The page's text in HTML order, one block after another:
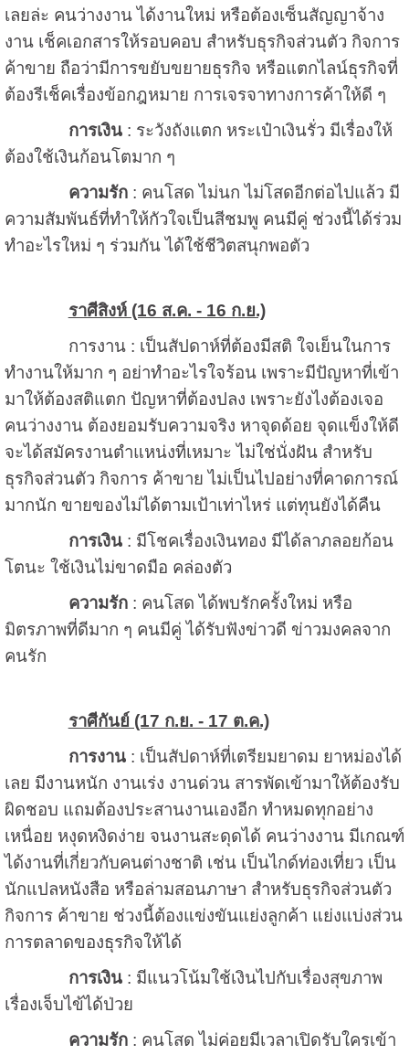
เลยล่ะ คนว่างงาน ได้งานใหม่ หรือต้องเซ็นสัญญาจ้าง
งาน เช็คเอกสารให้รอบคอบ สำหรับธุรกิจส่วนตัว กิจการ
ค้าขาย ถือว่ามีการขยับขยายธุรกิจ หรือแตกไลน์ธุรกิจที่
ต้องรีเช็คเรื่องข้อกฎหมาย การเจรจาทางการค้าให้ดี ๆ
การเงิน: ระวังถังแตก หระเป๋าเงินรั่ว มีเรื่องให้
ต้องใช้เงินก้อนโตมาก ๆ
ความรัก: คนโสด ไม่นก ไม่โสดอีกต่อไปแล้ว มี
ความสัมพันธ์ที่ทำให้กัวใจเป็นสีชมพู คนมีคู่ ช่วงนี้ได้ร่วม
ทำอะไรใหม่ ๆ ร่วมกัน ได้ใช้ชีวิตสนุกพอตัว
ราศีสิงห์ (16 ส.ค. - 16 ก.ย.)
การงาน : เป็นสัปดาห์ที่ต้องมีสติ ใจเย็นในการ
ทำงานให้มาก ๆ อย่าทำอะไรใจร้อน เพราะมีปัญหาที่เข้า
มาให้ต้องสติแตก ปัญหาที่ต้องปลง เพราะยังไงต้องเจอ
คนว่างงาน ต้องยอมรับความจริง หาจุดด้อย จุดแข็งให้ดี
จะได้สมัครงานตำแหน่งที่เหมาะ ไม่ใช่นั่งฝัน สำหรับ
ธุรกิจส่วนตัว กิจการ ค้าขาย ไม่เป็นไปอย่างที่คาดการณ์
มากนัก ขายของไม่ได้ตามเป้าเท่าไหร่ แต่ทุนยังได้คืน
การเงิน: มีโชคเรื่องเงินทอง มีได้ลาภลอยก้อน
โตนะ ใช้เงินไม่ขาดมือ คล่องตัว
ความรัก: คนโสด ได้พบรักครั้งใหม่ หรือ
มิตรภาพที่ดีมาก ๆ คนมีคู่ ได้รับฟังข่าวดี ข่าวมงคลจาก
คนรัก
ราศีกันย์ (17 ก.ย. - 17 ต.ค.)
การงาน: เป็นสัปดาห์ที่เตรียมยาดม ยาหม่องได้
เลย มีงานหนัก งานเร่ง งานด่วน สารพัดเข้ามาให้ต้องรับ
ผิดชอบ แถมต้องประสานงานเองอีก ทำหมดทุกอย่าง
เหนื่อย หงุดหงิดง่าย จนงานสะดุดได้ คนว่างงาน มีเกณฑ์
ได้งานที่เกี่ยวกับคนต่างชาติ เช่น เป็นไกด์ท่องเที่ยว เป็น
นักแปลหนังสือ หรือล่ามสอนภาษา สำหรับธุรกิจส่วนตัว
กิจการ ค้าขาย ช่วงนี้ต้องแข่งขันแย่งลูกค้า แย่งแบ่งส่วน
การตลาดของธุรกิจให้ได้
การเงิน: มีแนวโน้มใช้เงินไปกับเรื่องสุขภาพ
เรื่องเจ็บไข้ได้ป่วย
ความรัก: คนโสด ไม่ค่อยมีเวลาเปิดรับใครเข้า